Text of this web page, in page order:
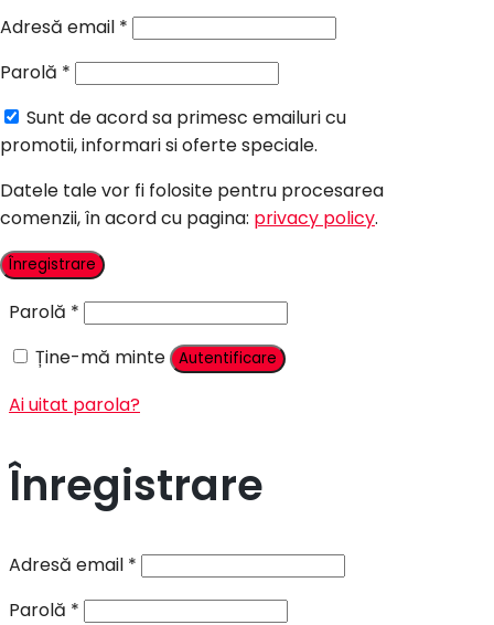
Candy Bar Botez
Contact
Autentificare
Parolă *
Ține-mă minte
Autentificare
Ai uitat parola?
Înregistrare
Adresă email *
Parolă *
Adresă email *
Parolă *
Sunt de acord sa primesc emailuri cu
promotii, informari si oferte speciale.
Datele tale vor fi folosite pentru procesarea
comenzii, în acord cu pagina: privacy policy.
Înregistrare